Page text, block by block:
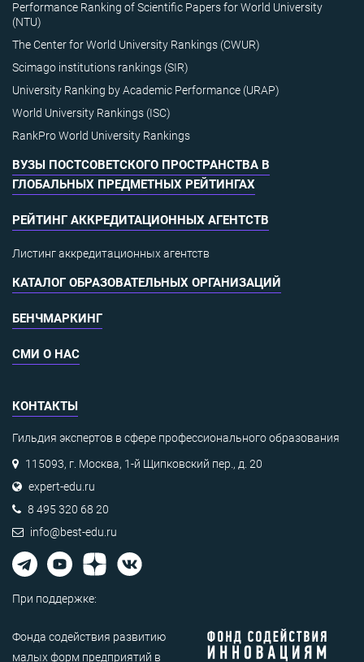
Performance Ranking of Scientific Papers for World University
(NTU)
The Center for World University Rankings (CWUR)
Scimago institutions rankings (SIR)
University Ranking by Academic Performance (URAP)
World University Rankings (ISC)
RankPro World University Rankings
ВУЗЫ ПОСТСОВЕТСКОГО ПРОСТРАНСТВА В
ГЛОБАЛЬНЫХ ПРЕДМЕТНЫХ РЕЙТИНГАХ
РЕЙТИНГ АККРЕДИТАЦИОННЫХ АГЕНТСТВ
Листинг аккредитационных агентств
КАТАЛОГ ОБРАЗОВАТЕЛЬНЫХ ОРГАНИЗАЦИЙ
БЕНЧМАРКИНГ
СМИ О НАС
КОНТАКТЫ
Гильдия экспертов в сфере профессионального образования
115093, г. Москва, 1-й Щипковский пер., д. 20
expert-edu.ru
8 495 320 68 20
info@best-edu.ru
При поддержке:
Фонда содействия развитию
малых форм предприятий в